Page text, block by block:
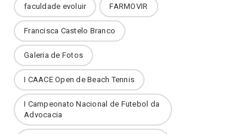
faculdade evoluir FARMOVIR
Francisca Castelo Branco
Galeria de Fotos
I CAACE Open de Beach Tennis
I Campeonato Nacional de Futebol da
Advocacia